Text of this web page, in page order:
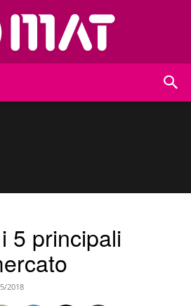
5 principali
2018